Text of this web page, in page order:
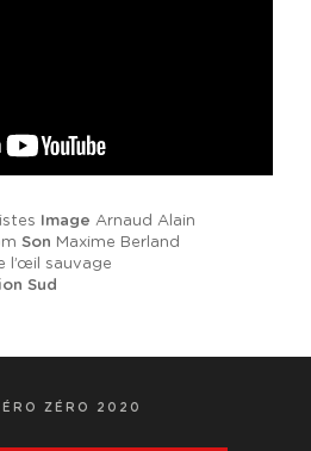
Image Arnaud Alain
Son Maxime Berland
l’œil sauvage
Sud
ZÉRO 2020